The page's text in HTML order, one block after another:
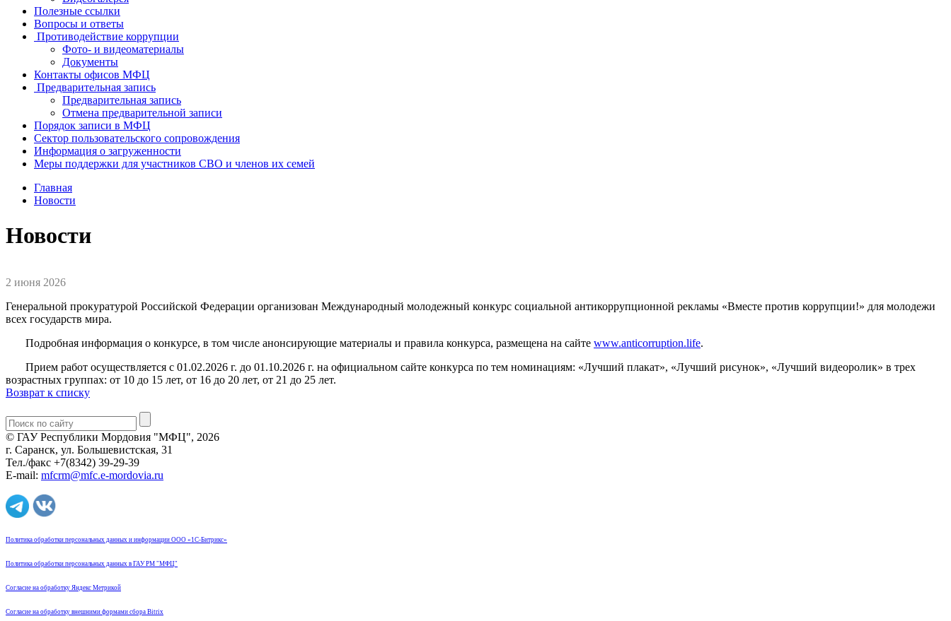
Полезные ссылки
Вопросы и ответы
Противодействие коррупции
Фото- и видеоматериалы
Документы
Контакты офисов МФЦ
Предварительная запись
Предварительная запись
Отмена предварительной записи
Порядок записи в МФЦ
Сектор пользовательского сопровождения
Информация о загруженности
Меры поддержки для участников СВО и членов их семей
Главная
Новости
Новости
2 июня 2026
Генеральной прокуратурой Российской Федерации организован Международный молодежный конкурс социальной антикоррупционной рекламы «Вместе против коррупции!» для молодежи
всех государств мира.
Подробная информация о конкурсе, в том числе анонсирующие материалы и правила конкурса, размещена на сайте www.anticorruption.life.
Прием работ осуществляется с 01.02.2026 г. до 01.10.2026 г. на официальном сайте конкурса по тем номинациям: «Лучший плакат», «Лучший рисунок», «Лучший видеоролик» в трех
возрастных группах: от 10 до 15 лет, от 16 до 20 лет, от 21 до 25 лет.
Возврат к списку
© ГАУ Республики Мордовия "МФЦ", 2026
г. Саранск, ул. Большевистская, 31
Тел./факс +7(8342) 39-29-39
E-mail: mfcrm@mfc.e-mordovia.ru
Политика обработки персональных данных и информации ООО «1С-Битрикс»
Политика обработки персональных данных в ГАУ РМ "МФЦ"
Согласие на обработку Яндекс Метрикой
Согласие на обработку внешними формами сбора Bitrix